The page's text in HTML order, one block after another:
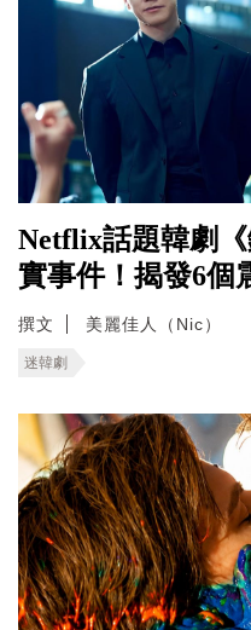
Netflix話題韓劇
實事件！揭發6個
撰文 美麗佳人（Nic）
迷韓劇